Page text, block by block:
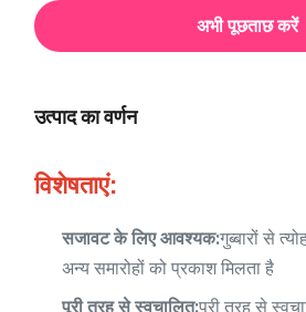
अभी पूछताछ करें
उत्पाद का वर्णन
विशेषताएं:
सजावट के लिए आवश्यक:गुब्बारों से
अन्य समारोहों को प्रकाश मिलता है
पूरी तरह से स्वचालित:पूरी तरह से